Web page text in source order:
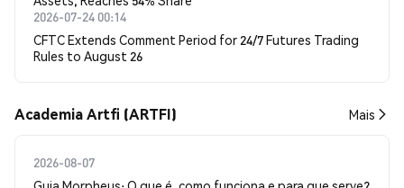
2026-07-24 00:14
CFTC Extends Comment Period for 24/7 Futures Trading
Rules to August 26
Academia Artfi (ARTFI) Mais
2026-08-07